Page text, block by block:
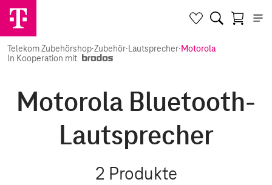
Telekom Zubehörshop·Zubehör·Lautsprecher·Motorola
In Kooperation mit
Motorola Bluetooth-
Lautsprecher
2 Produkte